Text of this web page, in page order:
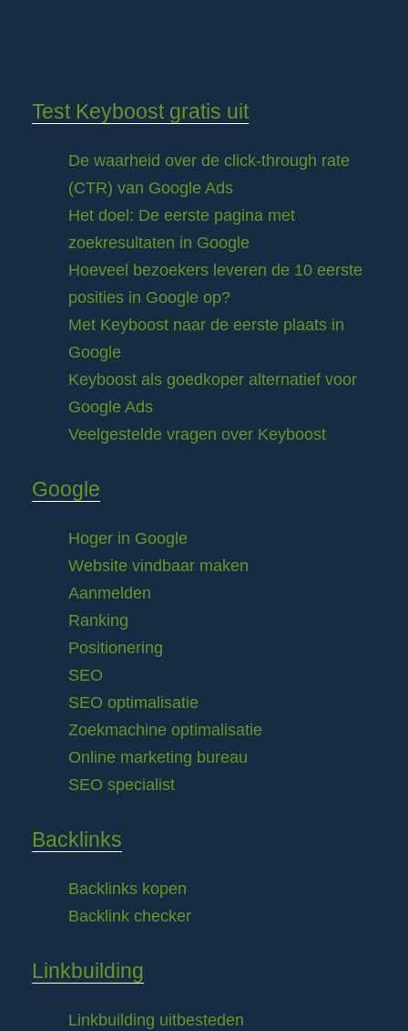
Test Keyboost gratis uit
De waarheid over de click-through rate
(CTR) van Google Ads
Het doel: De eerste pagina met
zoekresultaten in Google
Hoeveel bezoekers leveren de 10 eerste
posities in Google op?
Met Keyboost naar de eerste plaats in
Google
Keyboost als goedkoper alternatief voor
Google Ads
Veelgestelde vragen over Keyboost
Google
Hoger in Google
Website vindbaar maken
Aanmelden
Ranking
Positionering
SEO
SEO optimalisatie
Zoekmachine optimalisatie
Online marketing bureau
SEO specialist
Backlinks
Backlinks kopen
Backlink checker
Linkbuilding
Linkbuilding uitbesteden